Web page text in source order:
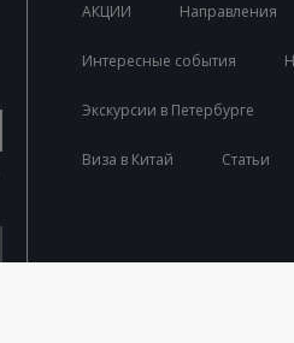
АКЦИИ Направления
Интересные события
Экскурсии в Петербурге
Виза в Китай Статьи